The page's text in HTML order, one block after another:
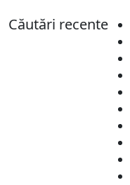
Căutări recente